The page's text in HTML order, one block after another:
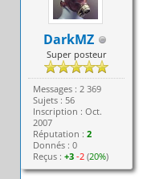
DarkMZ
Super posteur
Messages : 2 369
Sujets : 56
Inscription : Oct.
2007
Réputation :2
Donnés : 0
Reçus :+3 -2 (20%)